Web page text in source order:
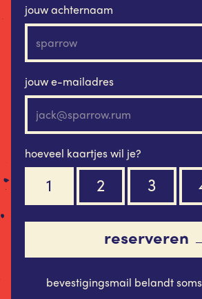
jouw achternaam
jouw e-mailadres
hoeveel kaartjes wil je?
1 2 3
reserveren
bevestigingsmail belandt